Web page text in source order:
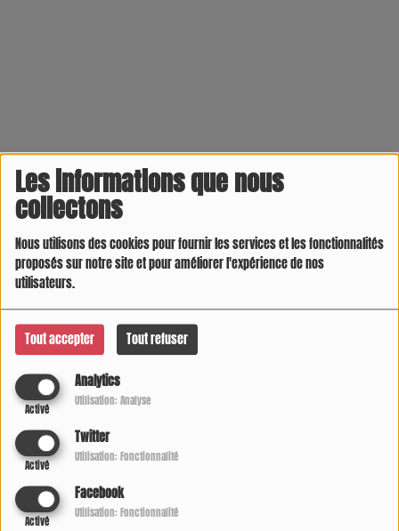
Les informations que nous
collectons
Nous utilisons des cookies pour fournir les services et les fonctionnalités
proposés sur notre site et pour améliorer l'expérience de nos
utilisateurs.
Tout accepter Tout refuser
Analytics
Activé
Utilisation: Analyse
Twitter
Activé
Utilisation: Fonctionnalité
Facebook
Activé
Utilisation: Fonctionnalité